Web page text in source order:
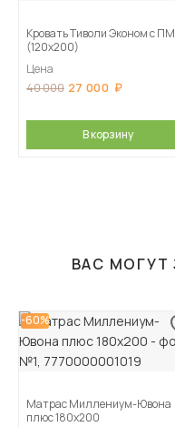
Кровать Тиволи Эконом с ПМ
(120х200)
Цена
40 000 27 000
В корзину
ВАС МОГУТ
-60%
Матрас Миллениум-Ювона
плюс 180х200